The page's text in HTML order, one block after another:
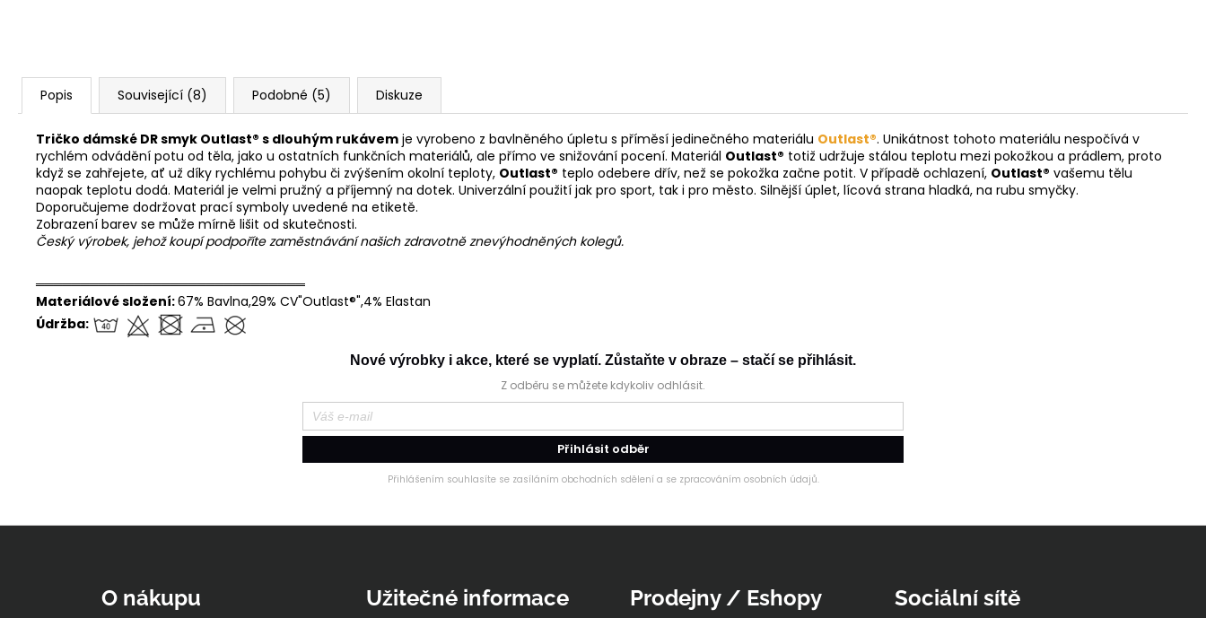
Popis Související (8) Podobné (5) Diskuze
Tričko dámské DR smyk Outlast® s dlouhým rukávem je vyrobeno z bavlněného úpletu s příměsí jedinečného materiálu Outlast®. Unikátnost tohoto materiálu nespočívá v
rychlém odvádění potu od těla, jako u ostatních funkčních materiálů, ale přímo ve snižování pocení. Materiál Outlast® totiž udržuje stálou teplotu mezi pokožkou a prádlem, proto
když se zahřejete, ať už díky rychlému pohybu či zvýšením okolní teploty, Outlast® teplo odebere dřív, než se pokožka začne potit. V případě ochlazení, Outlast® vašemu tělu
naopak teplotu dodá. Materiál je velmi pružný a příjemný na dotek. Univerzální použití jak pro sport, tak i pro město. Silnější úplet, lícová strana hladká, na rubu smyčky.
Doporučujeme dodržovat prací symboly uvedené na etiketě.
Zobrazení barev se může mírně lišit od skutečnosti.
Český výrobek, jehož koupí podpoříte zaměstnávání našich zdravotně znevýhodněných kolegů.
══════════════════════════════
Materiálové složení:67% Bavlna,29% CV"Outlast®",4% Elastan
Údržba:
Nové výrobky i akce, které se vyplatí. Zůstaňte v obraze – stačí se přihlásit.
Z odběru se můžete kdykoliv odhlásit.
Přihlásit odběr
Přihlášením souhlasíte se zasíláním obchodních sdělení a se zpracováním osobních údajů.
O nákupu Užitečné informace Prodejny / Eshopy Sociální sítě